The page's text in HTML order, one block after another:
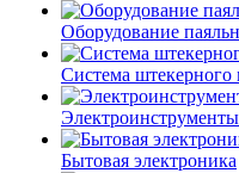
Оборудование
Система штекерного
Бытовая электроника